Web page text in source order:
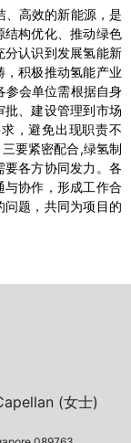
、高效的新能源，是
构优化、推动绿色
认识到发展氢能新
积极推动氢能产业
参会单位需根据自身
、建设管理到市场
，避免出现职责不
要紧密配合,绿氢制
各方协同发力。各
协作，形成工作合
题，共同为项目的
(女士)